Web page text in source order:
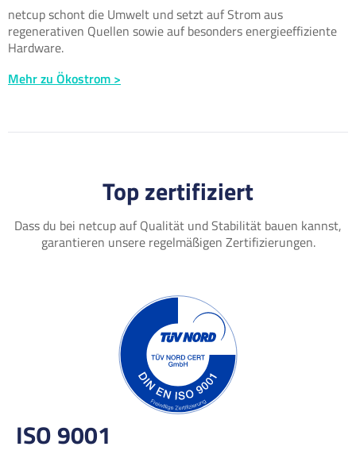
netcup schont die Umwelt und setzt auf Strom aus
regenerativen Quellen sowie auf besonders energieeffiziente
Hardware.
Mehr zu Ökostrom >
Top zertifiziert
Dass du bei netcup auf Qualität und Stabilität bauen kannst,
garantieren unsere regelmäßigen Zertifizierungen.
ISO 9001